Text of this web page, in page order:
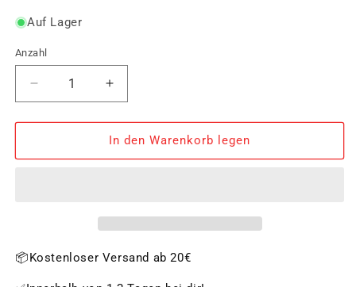
Auf Lager
Anzahl
Verringere
die
Menge
Big
Erhöhe
die
Menge
für
Big
In den Warenkorb legen
📦Kostenloser Versand ab 20€